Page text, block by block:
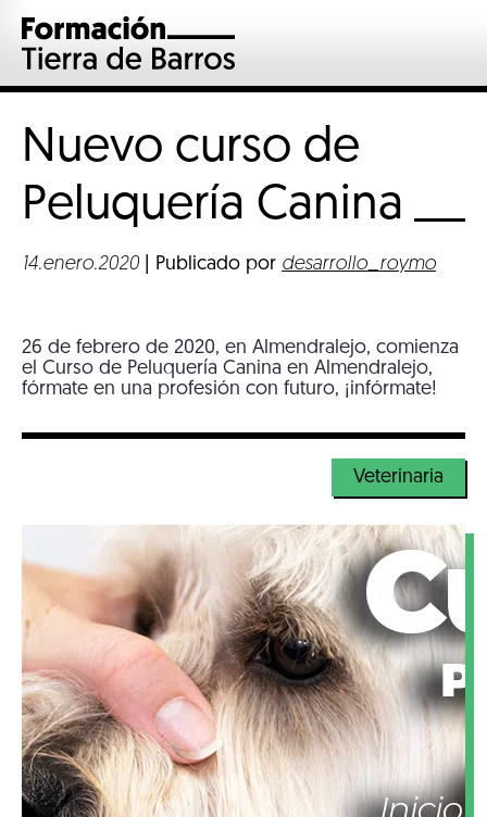
Nuevo curso de
Peluquería Canina
14.enero.2020 | Publicado por desarrollo_roymo
26 de febrero de 2020, en Almendralejo, comienza
el Curso de Peluquería Canina en Almendralejo,
fórmate en una profesión con futuro, ¡infórmate!
Veterinaria